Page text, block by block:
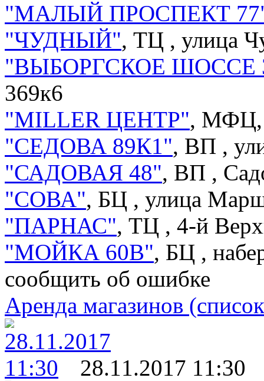
"МАЛЫЙ ПРОСПЕКТ
"ЧУДНЫЙ", ТЦ , улица
"ВЫБОРГСКОЕ ШОССЕ
369к6
"MILLER ЦЕНТР",
"СЕДОВА 89К1", ВП ,
"САДОВАЯ 48", ВП ,
"СОВА", БЦ , улица
"ПАРНАС", ТЦ , 4-й
"МОЙКА 60В", БЦ ,
сообщить об ошибке
Аренда магазинов
28.11.2017 11:30